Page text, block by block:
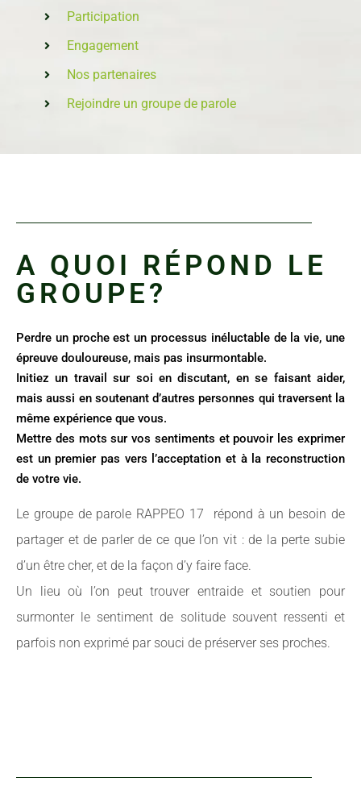
Participation
Engagement
Nos partenaires
Rejoindre un groupe de parole
A QUOI RÉPOND LE
GROUPE?
Perdre un proche est un processus inéluctable de la vie, une
épreuve douloureuse, mais pas insurmontable.
Initiez un travail sur soi en discutant, en se faisant aider,
mais aussi en soutenant d’autres personnes qui traversent la
même expérience que vous.
Mettre des mots sur vos sentiments et pouvoir les exprimer
est un premier pas vers l’acceptation et à la reconstruction
de votre vie.
Le groupe de parole RAPPEO 17 répond à un besoin de
partager et de parler de ce que l’on vit : de la perte subie
d’un être cher, et de la façon d’y faire face.
Un lieu où l’on peut trouver entraide et soutien pour
surmonter le sentiment de solitude souvent ressenti et
parfois non exprimé par souci de préserver ses proches.